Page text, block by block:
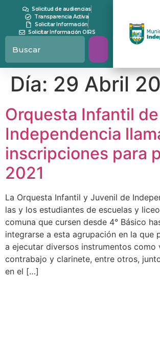
contenidoSolicitud de audiencias
Transparencia Activa
Solicitar Información
Solicitar Información OIRS
Día: 29 Abril
Orquesta Infantil de
Independencia
inscripciones para
2021
La Orquesta Infantil y Juvenil de
las y los estudiantes de escuelas y
comuna que cursen desde 4° Básico
integrarse a esta agrupación en la que
a ejecutar diversos instrumentos como
contrabajo y clarinete, entre otros,
en el […]